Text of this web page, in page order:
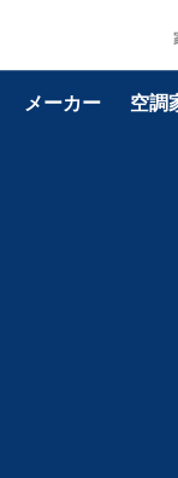
メーカー 空調